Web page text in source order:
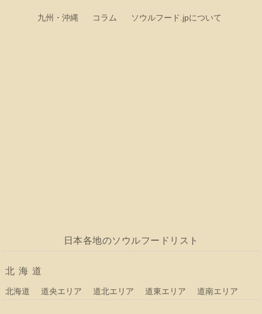
九州・沖縄 コラム ソウルフード.jpについて
日本各地のソウルフードリスト
北海道
北海道 道央エリア 道北エリア 道東エリア 道南エリア